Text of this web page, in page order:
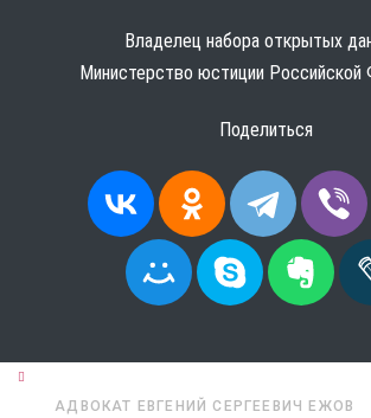
Владелец набора открытых
Министерство юстиции Российской
Поделиться
АДВОКАТ ЕВГЕНИЙ СЕРГЕЕВИЧ ЕЖОВ